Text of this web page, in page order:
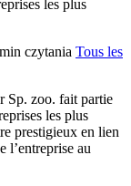
les plus
czytania Tous les
Sp. zoo. fait partie
les plus
prestigieux en lien
l’entreprise au